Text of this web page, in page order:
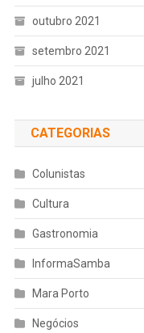
outubro 2021
setembro 2021
julho 2021
CATEGORIAS
Colunistas
Cultura
Gastronomia
InformaSamba
Mara Porto
Negócios